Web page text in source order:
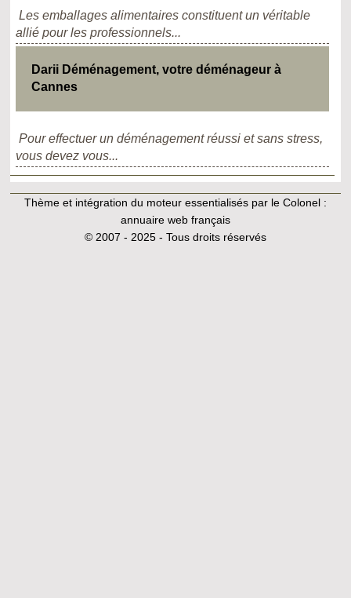
Les emballages alimentaires constituent un véritable
allié pour les professionnels...
Darii Déménagement, votre déménageur à
Cannes
Pour effectuer un déménagement réussi et sans stress,
vous devez vous...
Thème et intégration du moteur essentialisés par le Colonel :
annuaire web français
© 2007 - 2025 - Tous droits réservés